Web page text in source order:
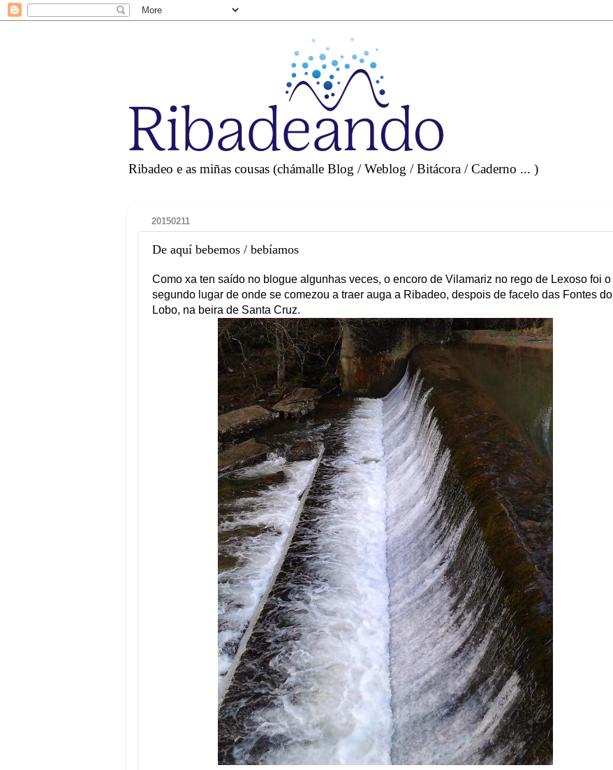
Ribadeo e as miñas cousas (chámalle Blog / Weblog / Bitácora / Caderno ... )
20150211
De aquí bebemos / bebíamos
Como xa ten saído no blogue algunhas veces, o encoro de Vilamariz no rego de Lexoso foi o
segundo lugar de onde se comezou a traer auga a Ribadeo, despois de facelo das Fontes do
Lobo, na beira de Santa Cruz.